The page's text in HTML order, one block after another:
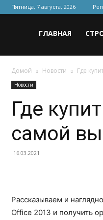
Пятница, 7 августа, 2026
для
строительства
и
ГЛАВНАЯ
Домой Новости Где
Новости
Где
самой
16.03.2021
Рассказываем и
Office 2013 и получить